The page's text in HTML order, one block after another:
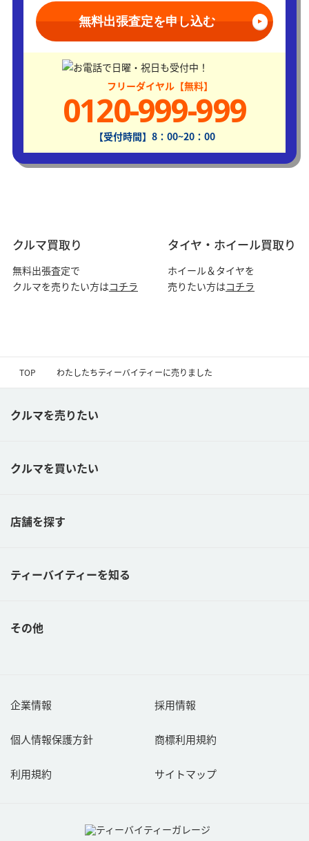
無料出張査定を申し込む
フリーダイヤル【無料】
0120-999-999
【受付時間】8：00~20：00
クルマ買取り
無料出張査定で
クルマを売りたい方はコチラ
タイヤ・ホイール買取り
ホイール＆タイヤを
売りたい方はコチラ
TOP わたしたちティーバイティーに売りました
クルマを売りたい
クルマを買いたい
店舗を探す
ティーバイティーを知る
その他
企業情報 採用情報
個人情報保護方針 商標利用規約
利用規約 サイトマップ